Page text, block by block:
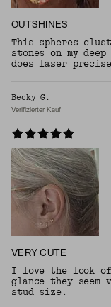
OUTSHINES
This spheres
stones on my
does laser
Becky G.
Verifizierter Kauf
VERY CUTE
I love the look
glance they
stud size.